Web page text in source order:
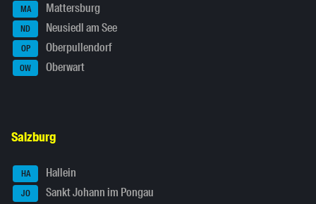
MA Mattersburg
ND Neusiedl am See
OP Oberpullendorf
OW Oberwart
Salzburg
HA Hallein
JO Sankt Johann im Pongau